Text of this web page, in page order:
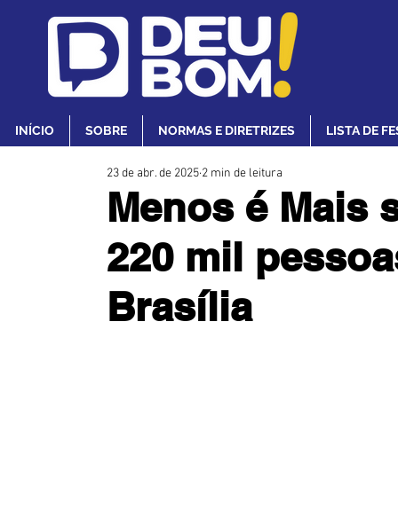
INÍCIO SOBRE NORMAS E DIRETRIZES LISTA DE
Menos é Mais
220 mil
Brasília
23 de abr. de 2025 2 min de leitura